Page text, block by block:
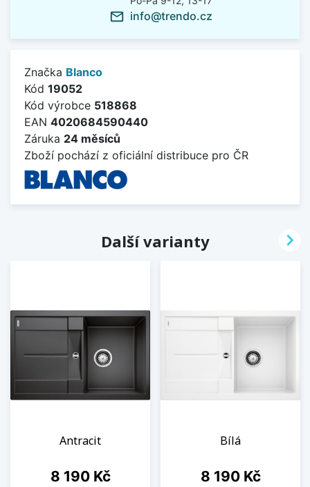
mail_outline info@trendo.cz
Značka Blanco
Kód 19052
Kód výrobce 518868
EAN 4020684590440
Záruka 24 měsíců
Zboží pochází z oficiální distribuce pro ČR
Další varianty
Antracit
Cena
8 190 Kč
Bílá
Cena
8 190 Kč
